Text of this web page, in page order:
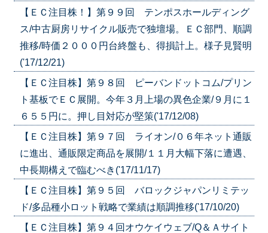
【ＥＣ注目株！】第９９回 テンポスホールディング
ス/中古厨房リサイクル販売で独壇場。ＥＣ部門、順調
推移/時価２０００円台終盤も、得損計上。様子見賢明
('17/12/21)
【ＥＣ注目株】第９８回 ピーバンドットコム/プリン
ト基板でＥＣ展開。今年３月上場の異色企業/９月に１
６５５円に。押し目対応が堅策('17/12/08)
【ＥＣ注目株】第９７回 ライオン/０６年ネット通販
に進出、通販限定商品を展開/１１月大幅下落に遭遇、
中長期構えで臨むべき('17/11/17)
【ＥＣ注目株】第９５回 バロックジャパンリミテッ
ド/多品種小ロット戦略で業績は順調推移('17/10/20)
【ＥＣ注目株】第９４回オウケイウェブ/Q＆Ａサイト